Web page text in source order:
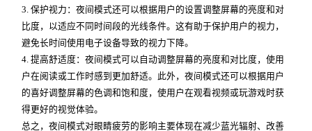
3. 保护视力：夜间模式还可以根据用户的设置调整屏幕的亮度和对
比度，以适应不同时间段的光线条件。这有助于保护用户的视力，
避免长时间使用电子设备导致的视力下降。
4. 提高舒适度：夜间模式可以自动调整屏幕的亮度和对比度，使用
户在阅读或工作时感到更加舒适。此外，夜间模式还可以根据用户
的喜好调整屏幕的色调和饱和度，使用户在观看视频或玩游戏时获
得更好的视觉体验。
总之，夜间模式对眼睛疲劳的影响主要体现在减少蓝光辐射、改善